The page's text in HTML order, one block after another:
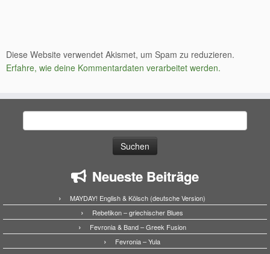
Diese Website verwendet Akismet, um Spam zu reduzieren.
Erfahre, wie deine Kommentardaten verarbeitet werden.
Neueste Beiträge
MAYDAY! English & Kölsch (deutsche Version)
Rebetikon – griechischer Blues
Fevronia & Band – Greek Fusion
Fevronia – Yula